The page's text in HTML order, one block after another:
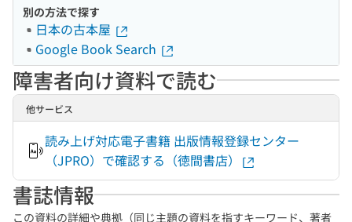
別の方法で探す
日本の古本屋
Google Book Search
障害者向け資料で読む
他サービス
読み上げ対応電子書籍 出版情報登録センター
（JPRO）で確認する（徳間書店）
書誌情報
この資料の詳細や典拠（同じ主題の資料を指すキーワード、著者